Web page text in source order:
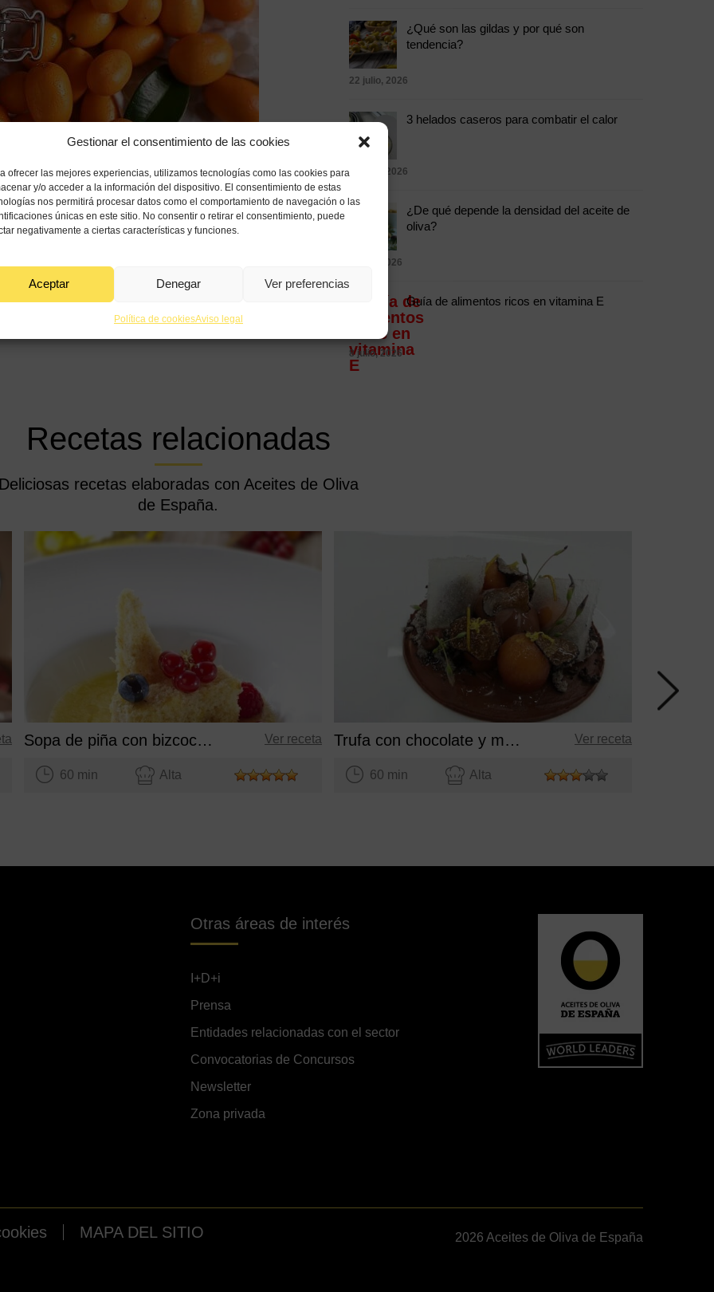
Gestionar el consentimiento de las cookies
ofrecer las mejores experiencias, utilizamos tecnologías como las cookies para
y/o acceder a la información del dispositivo. El consentimiento de estas
nos permitirá procesar datos como el comportamiento de navegación o las
únicas en este sitio. No consentir o retirar el consentimiento, puede
negativamente a ciertas características y funciones.
Aceptar Denegar Ver preferencias
Política de cookiesAviso legal
¿Qué son las gildas y por qué son
tendencia?
22 julio, 2026
3 helados caseros para combatir el calor
15 julio, 2026
¿De qué depende la densidad del aceite de
oliva?
8 julio, 2026
Guía de alimentos ricos en vitamina E
8 julio, 2026
Recetas relacionadas
recetas elaboradas con Aceites de Oliva
de España.
Sopa de piña con bizcocho de chocolate blanco Ver receta
60 min Alta
Trufa con chocolate y membrillo Ver receta
60 min Alta
Otras áreas de interés
I+D+i
Prensa
Entidades relacionadas con el sector
Convocatorias de Concursos
Newsletter
Zona privada
MAPA DEL SITIO 2026 Aceites de Oliva de España